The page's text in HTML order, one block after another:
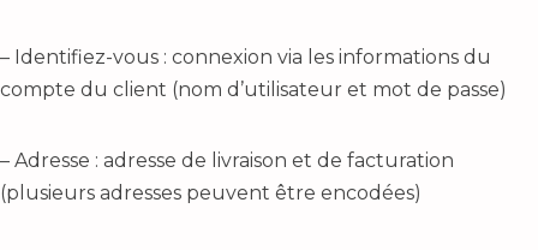
– Identifiez-vous : connexion via les informations du
compte du client (nom d’utilisateur et mot de passe)
– Adresse : adresse de livraison et de facturation
(plusieurs adresses peuvent être encodées)